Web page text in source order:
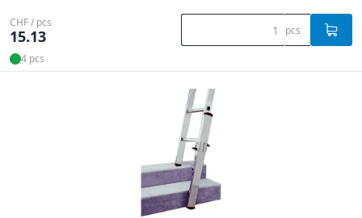
CHF / pcs
15.13 pcs
4 pcs